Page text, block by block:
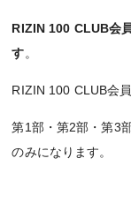
RIZIN 100 CLUB会
す。
RIZIN 100 CLUB会
第1部・第2部・第3
のみになります。